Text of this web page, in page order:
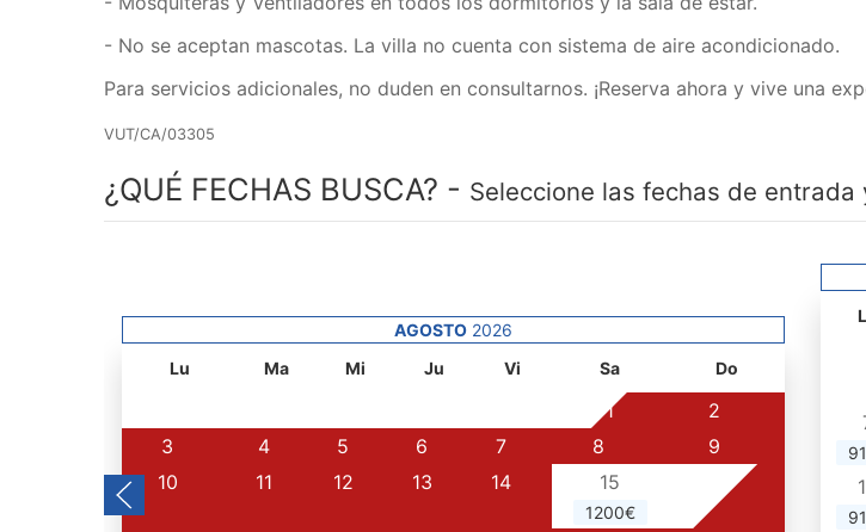
- No se aceptan mascotas. La villa no cuenta con sistema de aire acondicionado.
Para servicios adicionales, no duden en consultarnos. ¡Reserva ahora y vive una
VUT/CA/03305
¿QUÉ FECHAS BUSCA? - Seleccione las fechas de entrada
AGOSTO 2026
Lu
Ma Mi Ju Vi Sa Do
1
2
3
4 5 6 7 8
9
10
11 12 13 14 15
1200€